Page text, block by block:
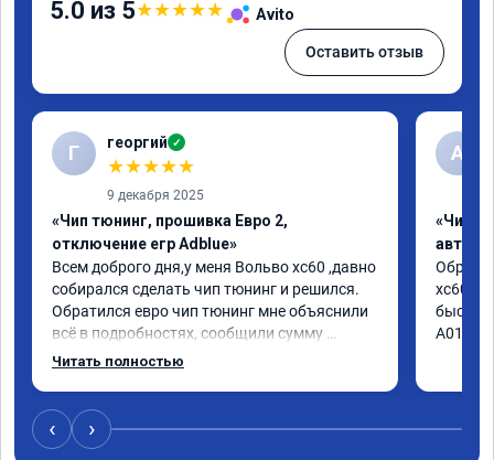
5.0 из 5★★★★★ Avito
Оставить отзыв
Г георгий ✓
★★★★★
9 декабря 2025
«Чип тюнинг, прошивка Евро 2,
отключение егр Adblue»
Всем доброго дня,у меня Вольво xc60 ,давно
собирался сделать чип тюнинг и решился.
Обратился евро чип тюнинг мне объяснили
всё в подробностях, сообщили сумму
записали. Приехал в назначенное время 2.5
ао11462 ,знают своё дело рекомендую 👍
Читать полностью
А
«Чип
xc60
быстро
‹ ›